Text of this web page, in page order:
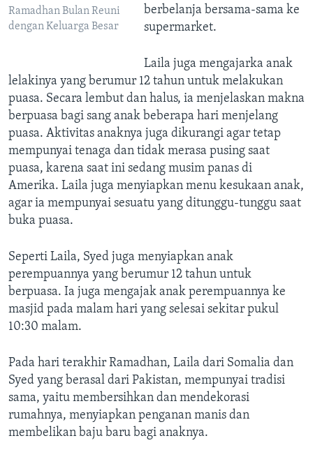
Ramadhan Bulan Reuni
dengan Keluarga Besar
berbelanja bersama-sama ke
supermarket.
Laila juga mengajarka anak
lelakinya yang berumur 12 tahun untuk melakukan
puasa. Secara lembut dan halus, ia menjelaskan makna
berpuasa bagi sang anak beberapa hari menjelang
puasa. Aktivitas anaknya juga dikurangi agar tetap
mempunyai tenaga dan tidak merasa pusing saat
puasa, karena saat ini sedang musim panas di
Amerika. Laila juga menyiapkan menu kesukaan anak,
agar ia mempunyai sesuatu yang ditunggu-tunggu saat
buka puasa.
Seperti Laila, Syed juga menyiapkan anak
perempuannya yang berumur 12 tahun untuk
berpuasa. Ia juga mengajak anak perempuannya ke
masjid pada malam hari yang selesai sekitar pukul
10:30 malam.
Pada hari terakhir Ramadhan, Laila dari Somalia dan
Syed yang berasal dari Pakistan, mempunyai tradisi
sama, yaitu membersihkan dan mendekorasi
rumahnya, menyiapkan penganan manis dan
membelikan baju baru bagi anaknya.